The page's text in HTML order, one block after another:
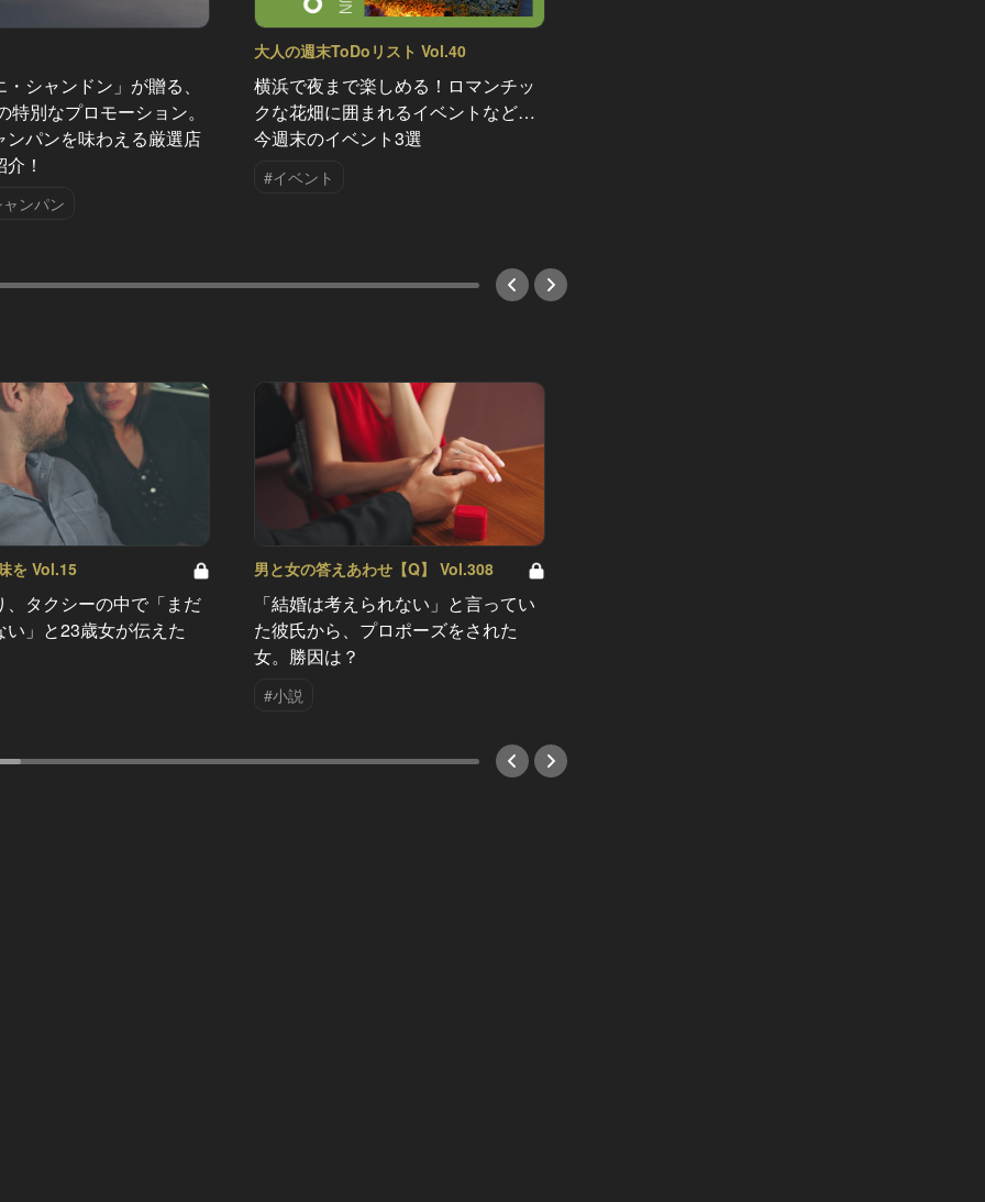
シャンドン」が贈る、
特別なプロモーション。
ンパンを味わえる厳選店
！
ンパン
大人の週末ToDoリスト Vol.40
横浜で夜まで楽しめる！ロマンチッ
クな花畑に囲まれるイベントなど…
今週末のイベント3選
#イベント
を Vol.15
、タクシーの中で「まだ
い」と23歳女が伝えた
男と女の答えあわせ【Q】 Vol.308
「結婚は考えられない」と言ってい
た彼氏から、プロポーズをされた
女。勝因は？
#小説